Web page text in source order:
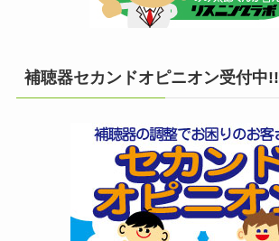
補聴器セカンドオピニオン受付中!!